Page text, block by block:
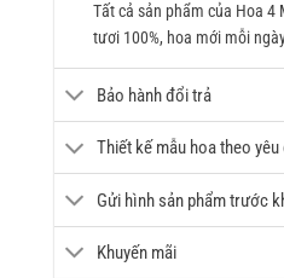
Tất cả sản phẩm của Hoa 4
tươi 100%, hoa mới mỗi
Bảo hành đổi trả
Thiết kế mẫu hoa theo yêu
Gửi hình sản phẩm trước
Khuyến mãi